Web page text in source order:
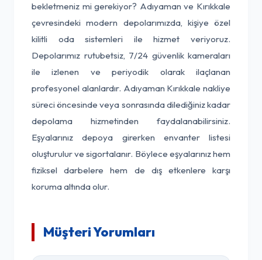
bekletmeniz mi gerekiyor? Adıyaman ve Kırıkkale
çevresindeki modern depolarımızda, kişiye özel
kilitli oda sistemleri ile hizmet veriyoruz.
Depolarımız rutubetsiz, 7/24 güvenlik kameraları
ile izlenen ve periyodik olarak ilaçlanan
profesyonel alanlardır. Adıyaman Kırıkkale nakliye
süreci öncesinde veya sonrasında dilediğiniz kadar
depolama hizmetinden faydalanabilirsiniz.
Eşyalarınız depoya girerken envanter listesi
oluşturulur ve sigortalanır. Böylece eşyalarınız hem
fiziksel darbelere hem de dış etkenlere karşı
koruma altında olur.
Müşteri Yorumları